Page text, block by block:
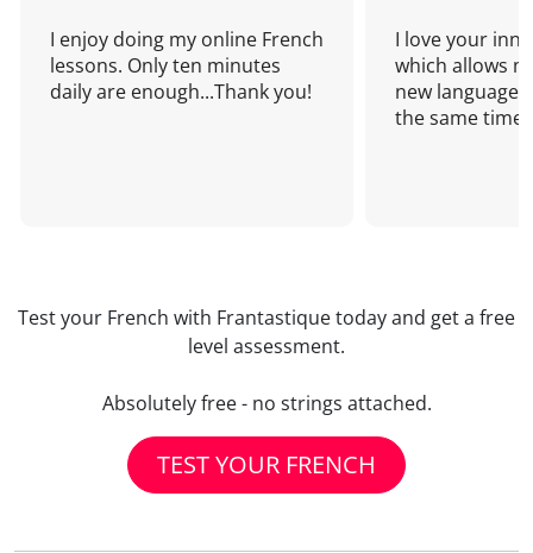
I enjoy doing my online French
lessons. Only ten minutes
daily are enough...Thank you!
I love your
which allows
new language
the same time!
Test your French with Frantastique today and get a free
level assessment.
Absolutely free - no strings attached.
TEST YOUR FRENCH